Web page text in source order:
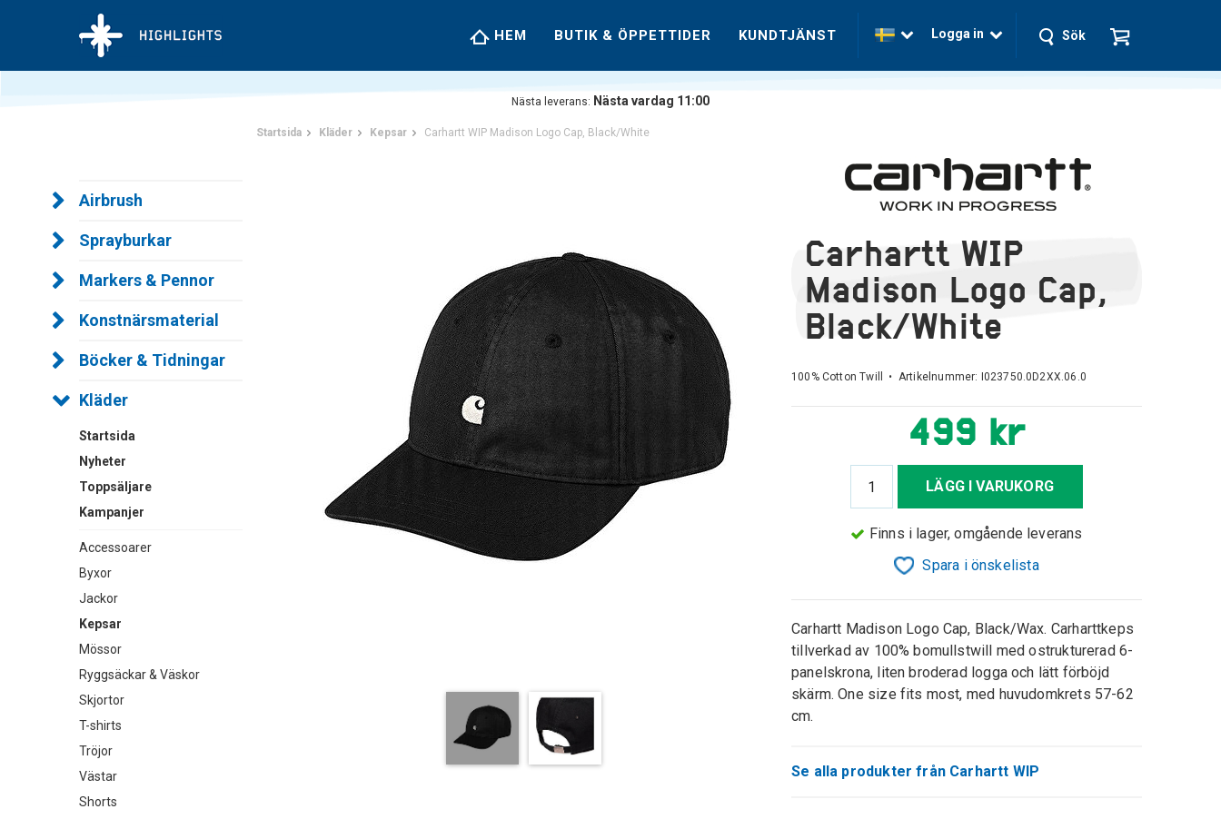
HEM BUTIK & ÖPPETTIDER KUNDTJÄNST Logga in Sök
Nästa leverans: Nästa vardag 11:00
Airbrush
Sprayburkar
Markers & Pennor
Konstnärsmaterial
Böcker & Tidningar
Kläder
Startsida
Nyheter
Toppsäljare
Kampanjer
Accessoarer
Byxor
Jackor
Kepsar
Mössor
Ryggsäckar & Väskor
Skjortor
T-shirts
Tröjor
Västar
Shorts
Startsida Kläder Kepsar Carhartt WIP Madison Logo Cap, Black/White
Carhartt WIP
Madison Logo Cap,
Black/White
100% Cotton Twill • Artikelnummer: I023750.0D2XX.06.0
499 kr
LÄGG I VARUKORG
Finns i lager, omgående leverans
Spara i önskelista
Carhartt Madison Logo Cap, Black/Wax. Carharttkeps
tillverkad av 100% bomullstwill med ostrukturerad 6-
panelskrona, liten broderad logga och lätt förböjd
skärm. One size fits most, med huvudomkrets 57-62
cm.
Se alla produkter från Carhartt WIP